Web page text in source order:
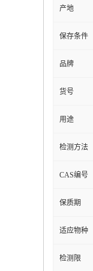
产地
保存条件
品牌
货号
用途
检测方法
CAS编号
保质期
适应物种
检测限